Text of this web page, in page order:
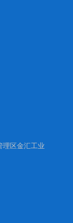
理区金汇工业